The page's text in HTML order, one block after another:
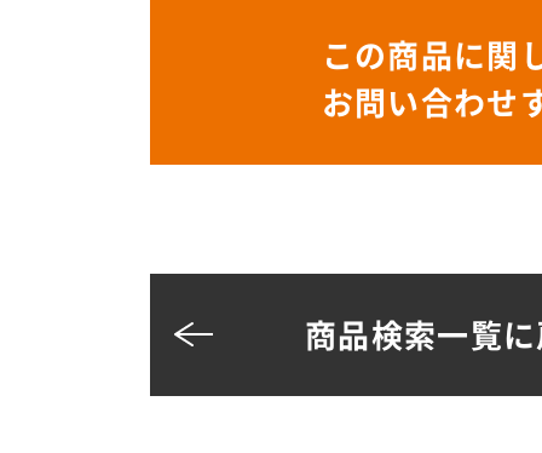
この商品に関
お問い合わせ
商品検索一覧